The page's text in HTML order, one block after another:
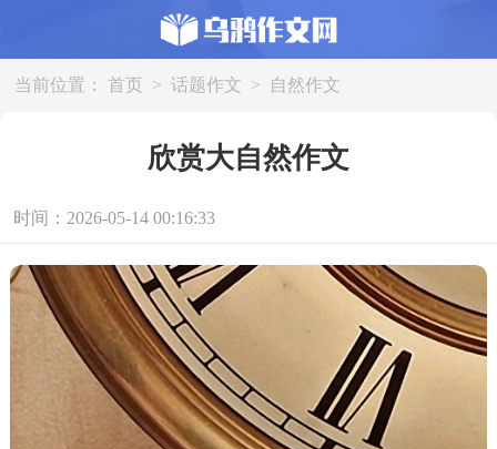
当前位置： 首页 > 话题作文 > 自然作文
欣赏大自然作文
时间：2026-05-14 00:16:33